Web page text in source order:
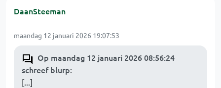
DaanSteeman
maandag 12 januari 2026 19:07:53
Op maandag 12 januari 2026 08:56:24
schreef blurp:
[...]